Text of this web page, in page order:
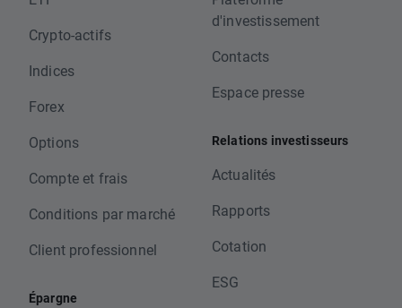
Crypto-actifs
Indices
Forex
Options
Compte et frais
Conditions par marché
Client professionnel
Épargne
d'investissement
Contacts
Espace presse
Relations investisseurs
Actualités
Rapports
Cotation
ESG